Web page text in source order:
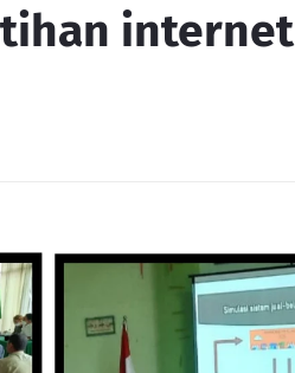
internet